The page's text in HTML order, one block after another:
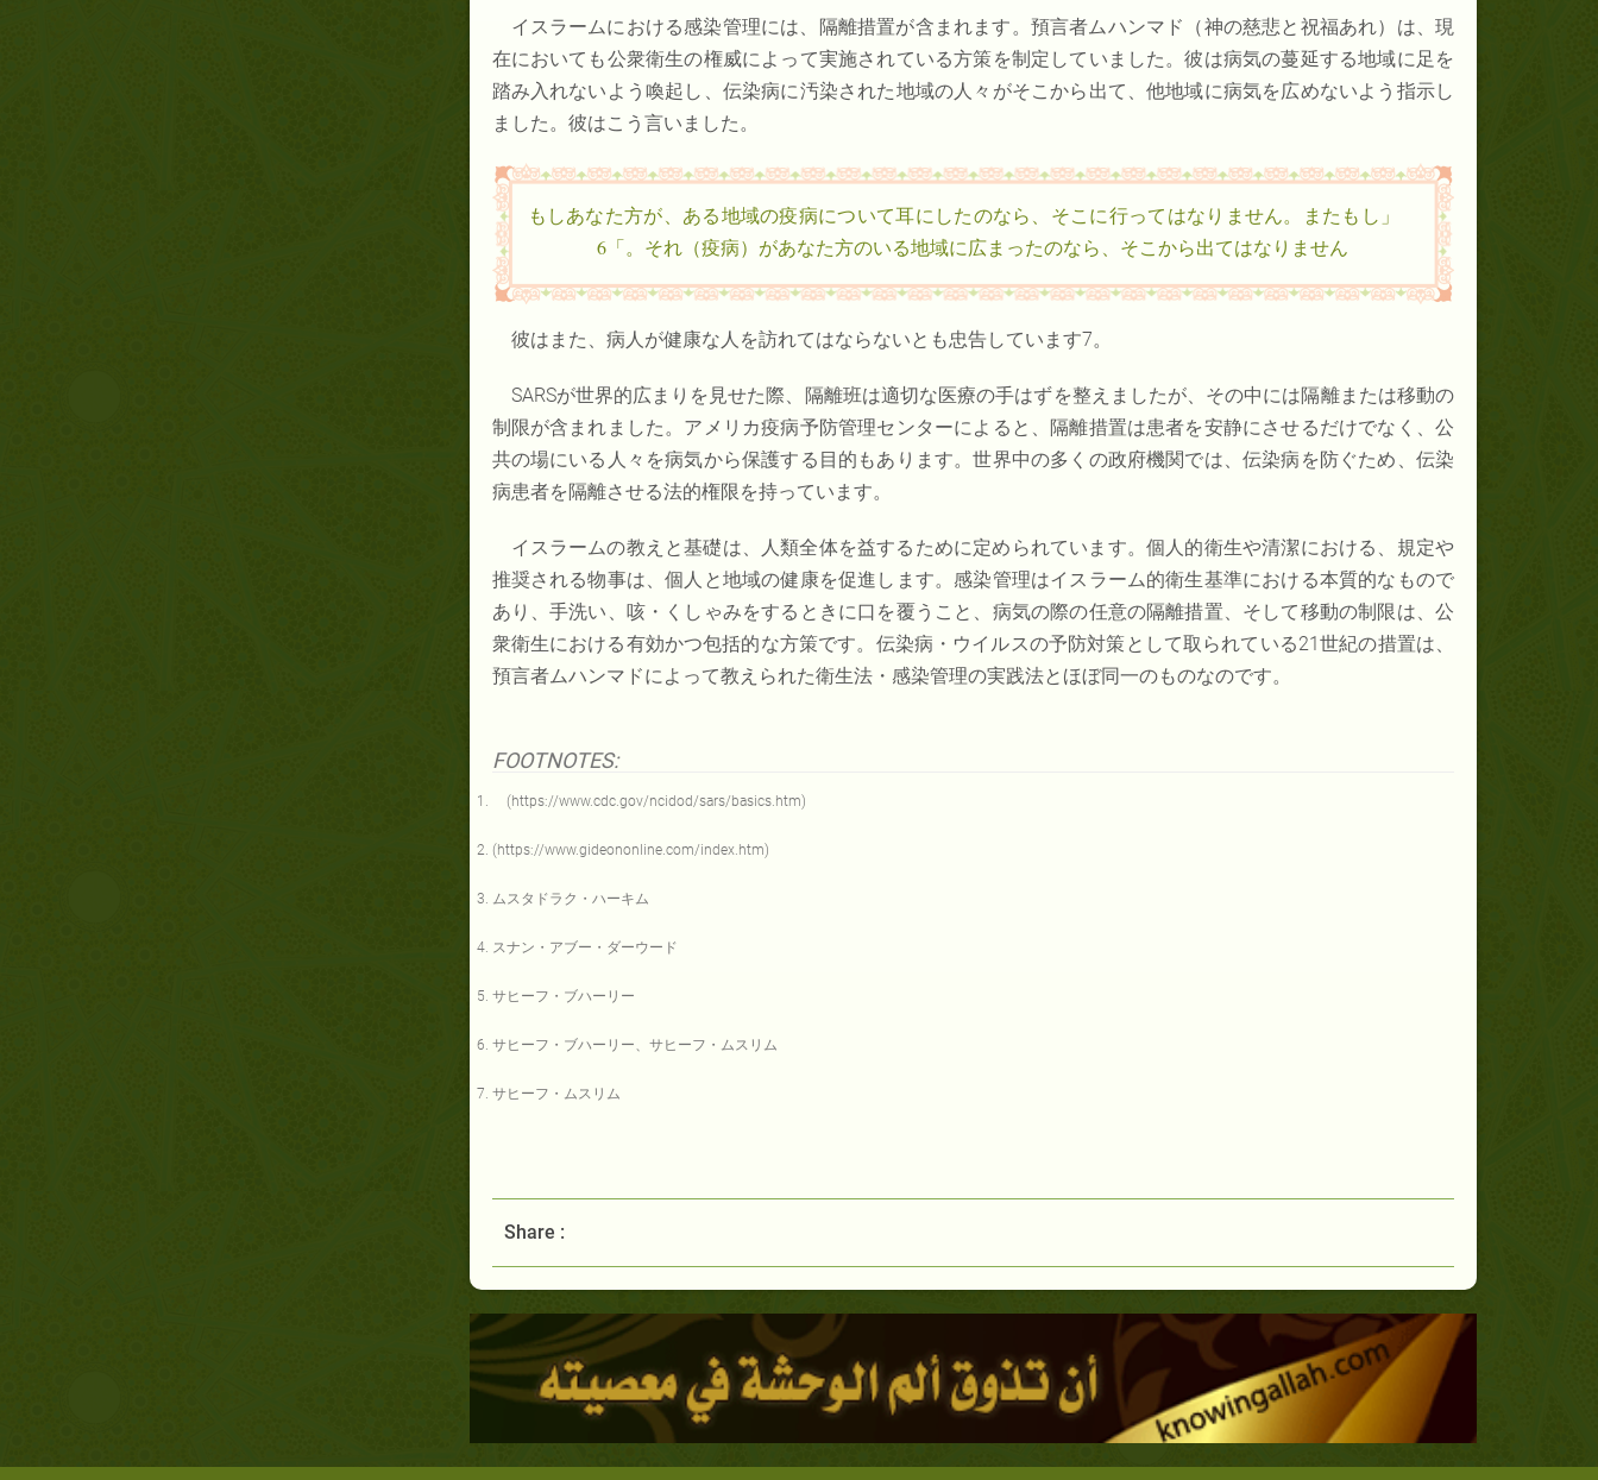
イスラームにおける感染管理には、隔離措置が含まれます。預言者ムハンマド（神の慈悲と祝福あれ）は、現
在においても公衆衛生の権威によって実施されている方策を制定していました。彼は病気の蔓延する地域に足を
踏み入れないよう喚起し、伝染病に汚染された地域の人々がそこから出て、他地域に病気を広めないよう指示し
ました。彼はこう言いました。
「もしあなた方が、ある地域の疫病について耳にしたのなら、そこに行ってはなりません。またもし
それ（疫病）があなた方のいる地域に広まったのなら、そこから出てはなりません。」6
彼はまた、病人が健康な人を訪れてはならないとも忠告しています7。
SARSが世界的広まりを見せた際、隔離班は適切な医療の手はずを整えましたが、その中には隔離または移動の
制限が含まれました。アメリカ疫病予防管理センターによると、隔離措置は患者を安静にさせるだけでなく、公
共の場にいる人々を病気から保護する目的もあります。世界中の多くの政府機関では、伝染病を防ぐため、伝染
病患者を隔離させる法的権限を持っています。
イスラームの教えと基礎は、人類全体を益するために定められています。個人的衛生や清潔における、規定や
推奨される物事は、個人と地域の健康を促進します。感染管理はイスラーム的衛生基準における本質的なもので
あり、手洗い、咳・くしゃみをするときに口を覆うこと、病気の際の任意の隔離措置、そして移動の制限は、公
衆衛生における有効かつ包括的な方策です。伝染病・ウイルスの予防対策として取られている21世紀の措置は、
預言者ムハンマドによって教えられた衛生法・感染管理の実践法とほぼ同一のものなのです。
FOOTNOTES:
(https://www.cdc.gov/ncidod/sars/basics.htm)
(https://www.gideononline.com/index.htm)
ムスタドラク・ハーキム
スナン・アブー・ダーウード
サヒーフ・ブハーリー
サヒーフ・ブハーリー、サヒーフ・ムスリム
サヒーフ・ムスリム
Share :